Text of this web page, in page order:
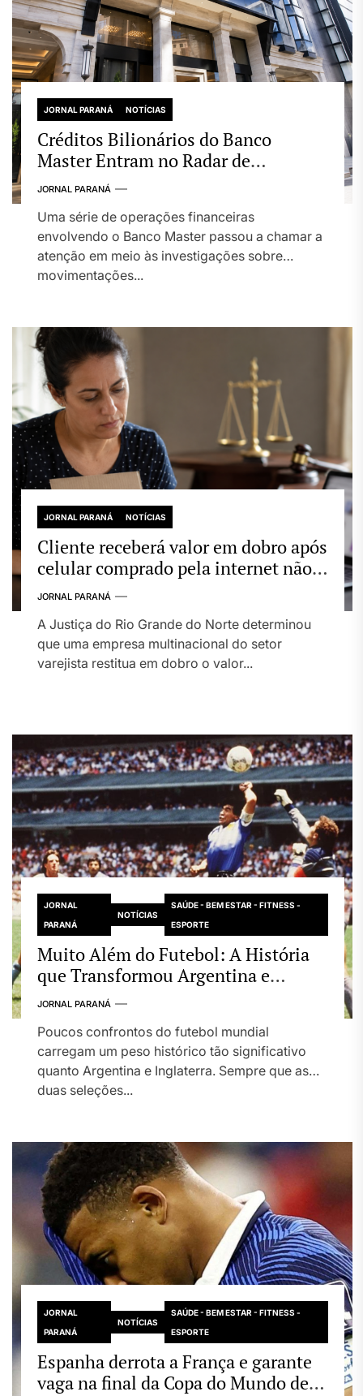
JORNAL PARANÁ NOTÍCIAS
Créditos Bilionários do Banco
Master Entram no Radar de
Investigação por Supostas Ligações
JORNAL PARANÁ
Uma série de operações financeiras
envolvendo o Banco Master passou a chamar a
atenção em meio às investigações sobre
movimentações...
JORNAL PARANÁ NOTÍCIAS
Cliente receberá valor em dobro após
celular comprado pela internet não
ser entregue
JORNAL PARANÁ
A Justiça do Rio Grande do Norte determinou
que uma empresa multinacional do setor
varejista restitua em dobro o valor...
JORNAL
PARANÁ
NOTÍCIAS
SAÚDE - BEM ESTAR - FITNESS -
ESPORTE
Muito Além do Futebol: A História
que Transformou Argentina e
Inglaterra em um dos Maiores
JORNAL PARANÁ
Poucos confrontos do futebol mundial
carregam um peso histórico tão significativo
quanto Argentina e Inglaterra. Sempre que as
duas seleções...
JORNAL
PARANÁ
NOTÍCIAS
SAÚDE - BEM ESTAR - FITNESS -
ESPORTE
Espanha derrota a França e garante
vaga na final da Copa do Mundo de